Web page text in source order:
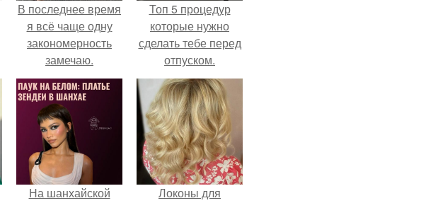
В последнее время
я всё чаще одну
закономерность
замечаю.
Топ 5 процедур
которые нужно
сделать тебе перед
отпуском.
На шанхайской
Локоны для